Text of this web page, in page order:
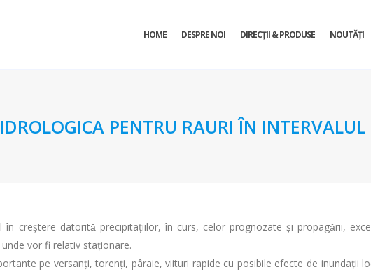
HOME DESPRE NOI DIRECŢII & PRODUSE NOUTĂȚI
PENTRU RAURI ÎN
creştere datoritǎ precipitaţiilor, în curs, celor prognozate şi propagǎrii,
vor fi relativ staţionare.
pe versanţi, torenţi, pâraie, viituri rapide cu posibile efecte de inundaţii